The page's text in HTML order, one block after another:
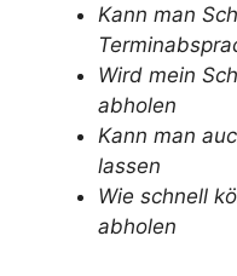
Kann man
Wird mein
abholen
Kann man
lassen
Wie schnell
abholen